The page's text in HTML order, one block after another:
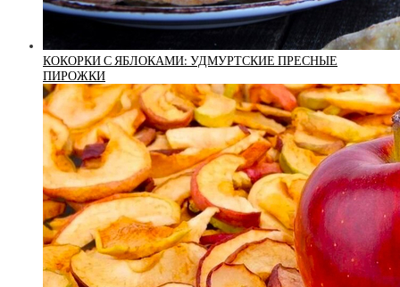
КОКОРКИ С ЯБЛОКАМИ: УДМУРТСКИЕ ПРЕСНЫЕ
ПИРОЖКИ